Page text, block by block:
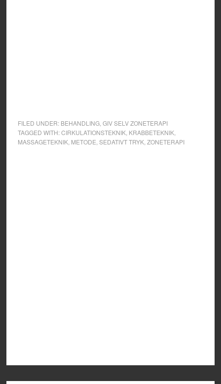
FILED UNDER: BEHANDLING, GIV SELV ZONETERAPI
TAGGED WITH:CIRKULATIONSTEKNIK, KRABBETEKNIK,
MASSAGETEKNIK, METODE SEDATIVT TRYK, ZONETERAPI